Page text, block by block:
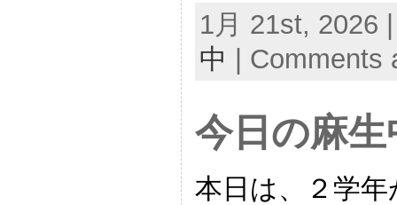
1月 21st, 2026
中
Comments
今日の麻
本日は、２学